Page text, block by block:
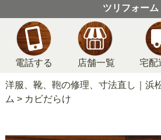
ツリフォーム
電話する 店舗一覧 宅配
洋服、靴、鞄の修理、寸法直し｜浜
ム > カビだらけ